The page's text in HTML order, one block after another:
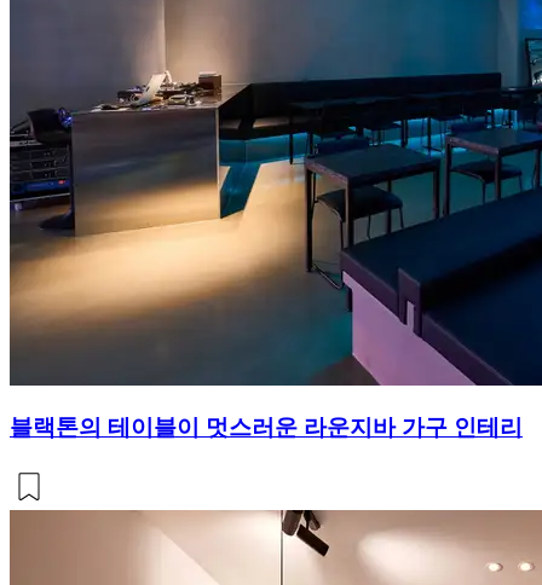
블랙톤의 테이블이 멋스러운 라운지바 가구 인테리